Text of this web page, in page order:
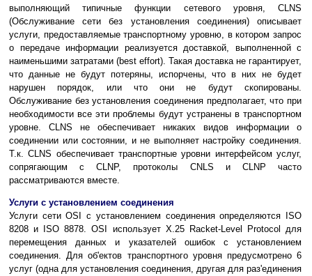
выполняющий типичные функции сетевого уровня, CLNS
(Обслуживание сети без установления соединения) описывает
услуги, предоставляемые транспортному уровню, в котором запрос
о передаче информации реализуется доставкой, выполненной с
наименьшими затратами (best effort). Такая доставка не гарантирует,
что данные не будут потеряны, испорчены, что в них не будет
нарушен порядок, или что они не будут скопированы.
Обслуживание без установления соединения предполагает, что при
необходимости все эти проблемы будут устранены в транспортном
уровне. CLNS не обеспечивает никаких видов информации о
соединении или состоянии, и не выполняет настройку соединения.
Т.к. CLNS обеспечивает транспортные уровни интерфейсом услуг,
сопрягающим с CLNP, протоколы CNLS и CLNP часто
рассматриваются вместе.
Услуги с установлением соединения
Услуги сети OSI с установлением соединения определяются ISO
8208 и ISO 8878. OSI использует X.25 Racket-Level Protocol для
перемещения данных и указателей ошибок с установлением
соединения. Для об'ектов транспортного уровня предусмотрено 6
услуг (одна для установления соединения, другая для раз'единения